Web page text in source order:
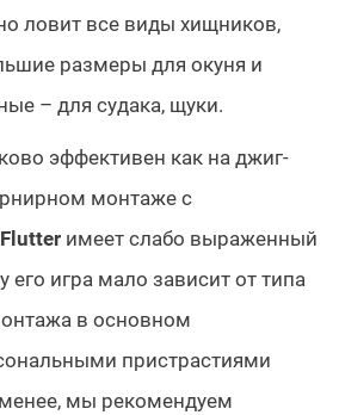
ловит все виды хищников,
размеры для окуня и
– для судака, щуки.
эффективен как на джиг-
монтаже с
имеет слабо выраженный
его игра мало зависит от типа
в основном
пристрастиями
мы рекомендуем